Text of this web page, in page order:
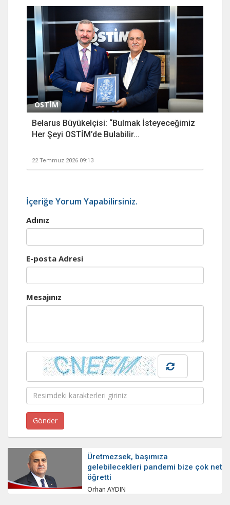
OSTİM
Belarus Büyükelçisi: “Bulmak İsteyeceğimiz
Her Şeyi OSTİM’de Bulabilir...
22 Temmuz 2026 09:13
İçeriğe Yorum Yapabilirsiniz.
Adınız
E-posta Adresi
Mesajınız
Üretmezsek, başımıza
gelebilecekleri pandemi bize çok net
öğretti
Orhan AYDIN